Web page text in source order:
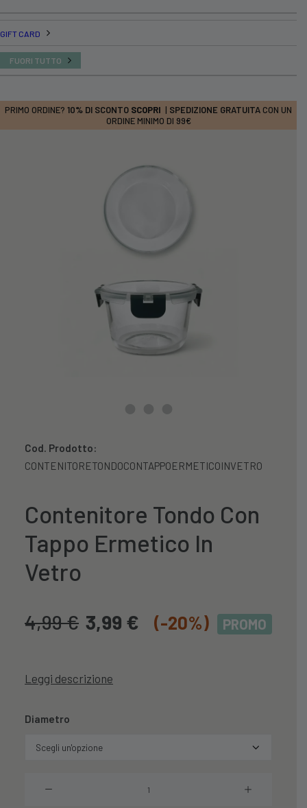
GIFT CARD
FUORI TUTTO
PRIMO ORDINE? 10% DI SCONTO SCOPRI | SPEDIZIONE GRATUITA CON UN
ORDINE MINIMO DI 99€
Cod. Prodotto:
CONTENITORETONDOCONTAPPOERMETICOINVETRO
Contenitore Tondo Con
Tappo Ermetico In
Vetro
4,99€ 3,99 € (-20%) PROMO
Leggi descrizione
Diametro